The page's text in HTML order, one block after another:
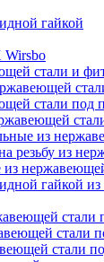
гайкой
Wirsbo
стали и
стали под
из
резьбу из
из
гайкой
стали
стали
стали